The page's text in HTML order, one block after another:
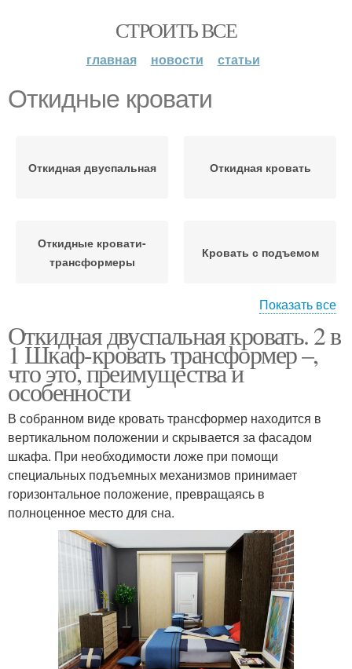
СТРОИТЬ ВСЕ
главная новости статьи
Откидные кровати
Откидная двуспальная Откидная кровать
Откидные кровати-
трансформеры
Кровать с подъемом
кровать
Складная кровать
Кровать для школьника
Подъемно-опуская
кровать
Кровати в том
Комнаты с откидными
Кровати для детей
Многоуровневая
кровать
Показать все
Откидная двуспальная кровать. 2 в
1 Шкаф-кровать трансформер –,
что это, преимущества и
особенности
В собранном виде кровать трансформер находится в
вертикальном положении и скрывается за фасадом
шкафа. При необходимости ложе при помощи
специальных подъемных механизмов принимает
горизонтальное положение, превращаясь в
полноценное место для сна.